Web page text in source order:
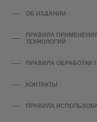
ОБ ИЗДАНИИ
ПРАВИЛА
ТЕХНОЛОГИЙ
ПРАВИЛА
КОНТАКТЫ
ПРАВИЛА